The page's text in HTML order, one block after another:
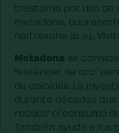
trastorno por uso de
metadona,
naltrexona (p. ej.,
Metadona se
"estándar de oro"
de opioides. La
durante décadas
reducir el consumo
También ayuda a los